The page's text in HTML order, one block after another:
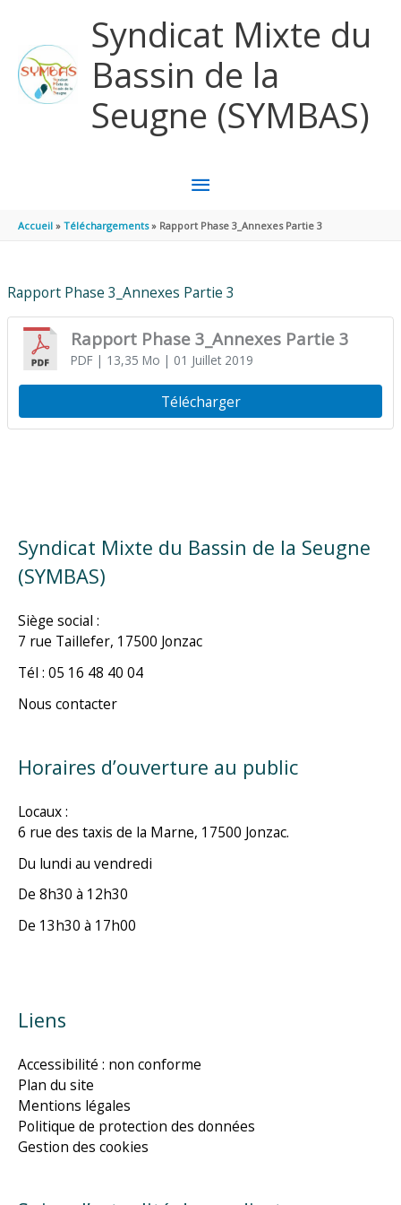
Syndicat Mixte du
Bassin de la
Seugne (SYMBAS)
MENU
PRINCIPAL
Accueil Téléchargements Rapport Phase 3_Annexes Partie 3
Rapport Phase 3_Annexes Partie 3
Rapport Phase 3_Annexes Partie 3
PDF| 13,35 Mo | 01 Juillet 2019
Télécharger
Syndicat Mixte du Bassin de la Seugne
(SYMBAS)
Siège social :
7 rue Taillefer, 17500 Jonzac
Tél : 05 16 48 40 04
Nous contacter
Horaires d’ouverture au public
Locaux :
6 rue des taxis de la Marne, 17500 Jonzac.
Du lundi au vendredi
De 8h30 à 12h30
De 13h30 à 17h00
Liens
Accessibilité : non conforme
Plan du site
Mentions légales
Politique de protection des données
Gestion des cookies